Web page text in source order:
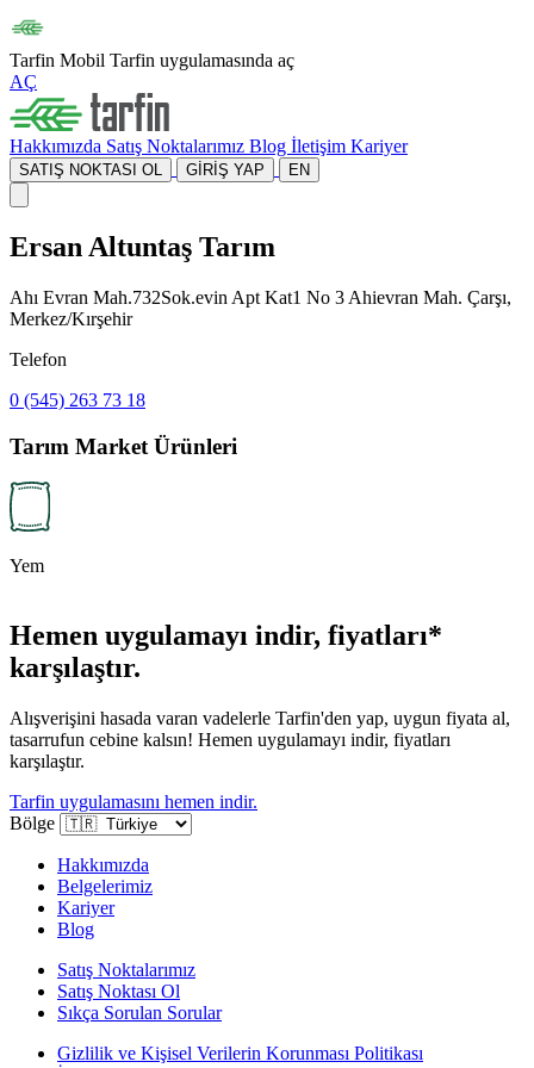
Tarfin Mobil Tarfin uygulamasında aç
AÇ
Hakkımızda Satış Noktalarımız Blog İletişim Kariyer
SATIŞ NOKTASI OL GİRİŞ YAP EN
Ersan Altuntaş Tarım
Ahı Evran Mah.732Sok.evin Apt Kat1 No 3 Ahievran Mah. Çarşı,
Merkez/Kırşehir
Telefon
0 (545) 263 73 18
Tarım Market Ürünleri
Yem
Hemen uygulamayı indir, fiyatları*
karşılaştır.
Alışverişini hasada varan vadelerle Tarfin'den yap, uygun fiyata al,
tasarrufun cebine kalsın! Hemen uygulamayı indir, fiyatları
karşılaştır.
Tarfin uygulamasını hemen indir.
Bölge
Hakkımızda
Belgelerimiz
Kariyer
Blog
Satış Noktalarımız
Satış Noktası Ol
Sıkça Sorulan Sorular
Gizlilik ve Kişisel Verilerin Korunması Politikası